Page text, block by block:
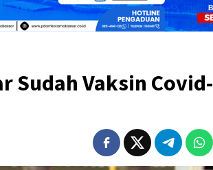
Sudah Vaksin Covid-